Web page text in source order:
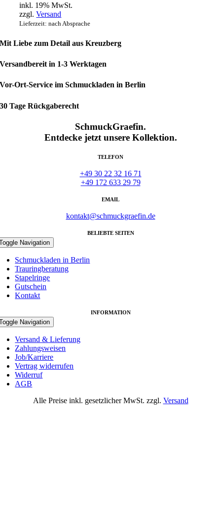
inkl. 19% MwSt.
zzgl.Versand
Lieferzeit: nach Absprache
Mit Liebe zum Detail aus Kreuzberg
Versandbereit in 1-3 Werktagen
Vor-Ort-Service im Schmuckladen in Berlin
30 Tage Rückgaberecht
SchmuckGraefin.
Entdecke jetzt unsere Kollektion.
TELEFON
+49 30 22 32 16 71
+49 172 633 29 79
EMAIL
kontakt@schmuckgraefin.de
BELIEBTE SEITEN
Navigation
Schmuckladen in Berlin
Trauringberatung
Stapelringe
Gutschein
Kontakt
INFORMATION
Navigation
Versand & Lieferung
Zahlungsweisen
Job/Karriere
Vertrag widerrufen
Widerruf
AGB
Alle Preise inkl. gesetzlicher MwSt. zzgl. Versand